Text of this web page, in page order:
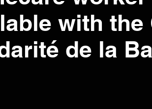
with the
de la